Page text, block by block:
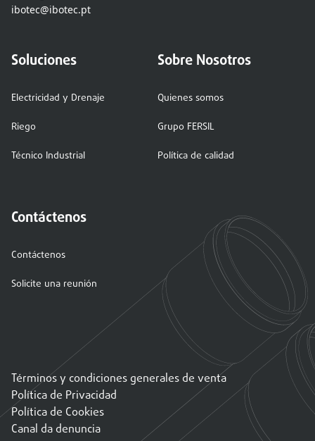
ibotec@ibotec.pt
Soluciones
Electricidad y Drenaje
Riego
Técnico Industrial
Sobre Nosotros
Quienes somos
Grupo FERSIL
Política de calidad
Contáctenos
Contáctenos
Solicite una reunión
Términos y condiciones generales de venta
Política de Privacidad
Política de Cookies
Canal da denuncia